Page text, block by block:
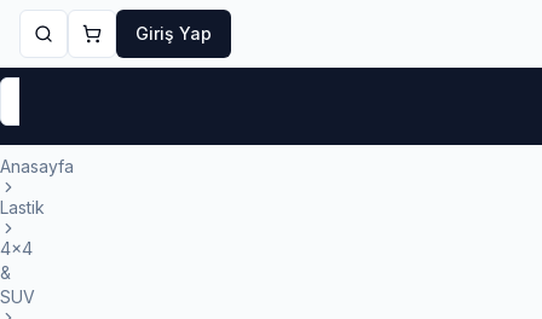
Giriş Yap
Anasayfa
Lastik
4x4
&
SUV